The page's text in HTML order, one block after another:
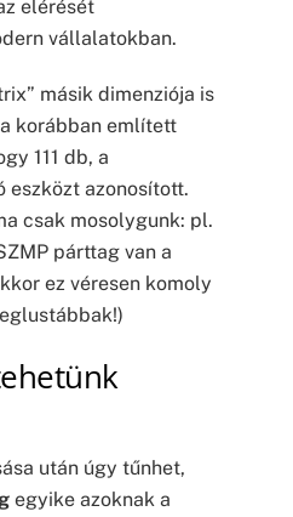
elérését
vállalatokban.
másik dimenziója is
korábban említett
111 db, a
eszközt azonosított.
csak mosolygunk: pl.
párttag van a
ez véresen komoly
után úgy tűnhet,
egyike azoknak a